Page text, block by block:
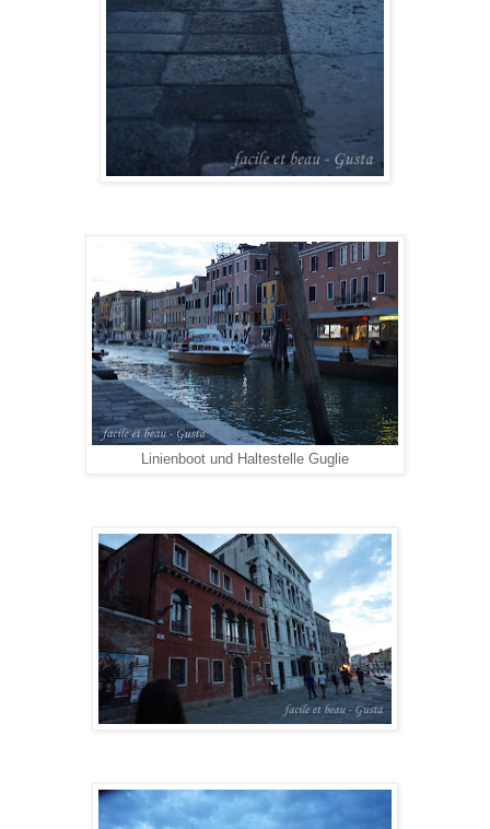
Linienboot und Haltestelle Guglie